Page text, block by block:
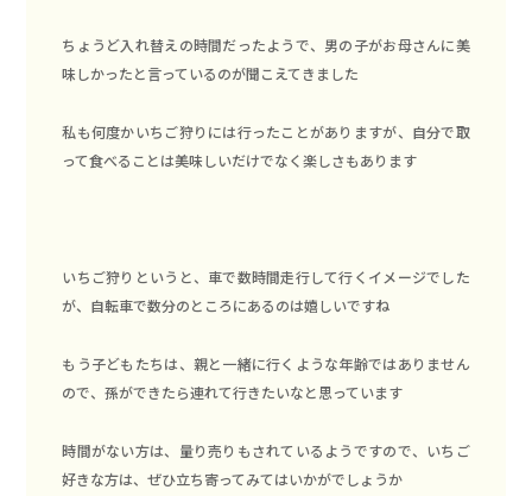
ちょうど入れ替えの時間だったようで、男の子がお母さんに美
味しかったと言っているのが聞こえてきました
私も何度かいちご狩りには行ったことがありますが、自分で取
って食べることは美味しいだけでなく楽しさもあります
いちご狩りというと、車で数時間走行して行くイメージでした
が、自転車で数分のところにあるのは嬉しいですね
もう子どもたちは、親と一緒に行くような年齢ではありません
ので、孫ができたら連れて行きたいなと思っています
時間がない方は、量り売りもされているようですので、いちご
好きな方は、ぜひ立ち寄ってみてはいかがでしょうか